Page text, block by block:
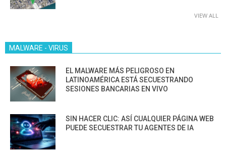
VIEW ALL
MALWARE - VIRUS
EL MALWARE MÁS PELIGROSO EN
LATINOAMÉRICA ESTÁ SECUESTRANDO
SESIONES BANCARIAS EN VIVO
SIN HACER CLIC: ASÍ CUALQUIER PÁGINA WEB
PUEDE SECUESTRAR TU AGENTES DE IA